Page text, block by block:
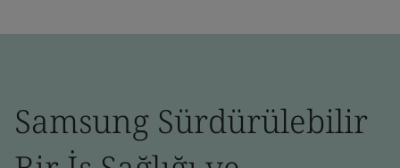
Samsung Sürdürülebilir